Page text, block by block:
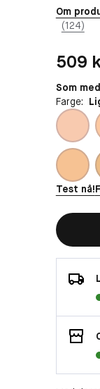
Om
(124)
Farge:
Test nå!
Pris: 509
509
Som